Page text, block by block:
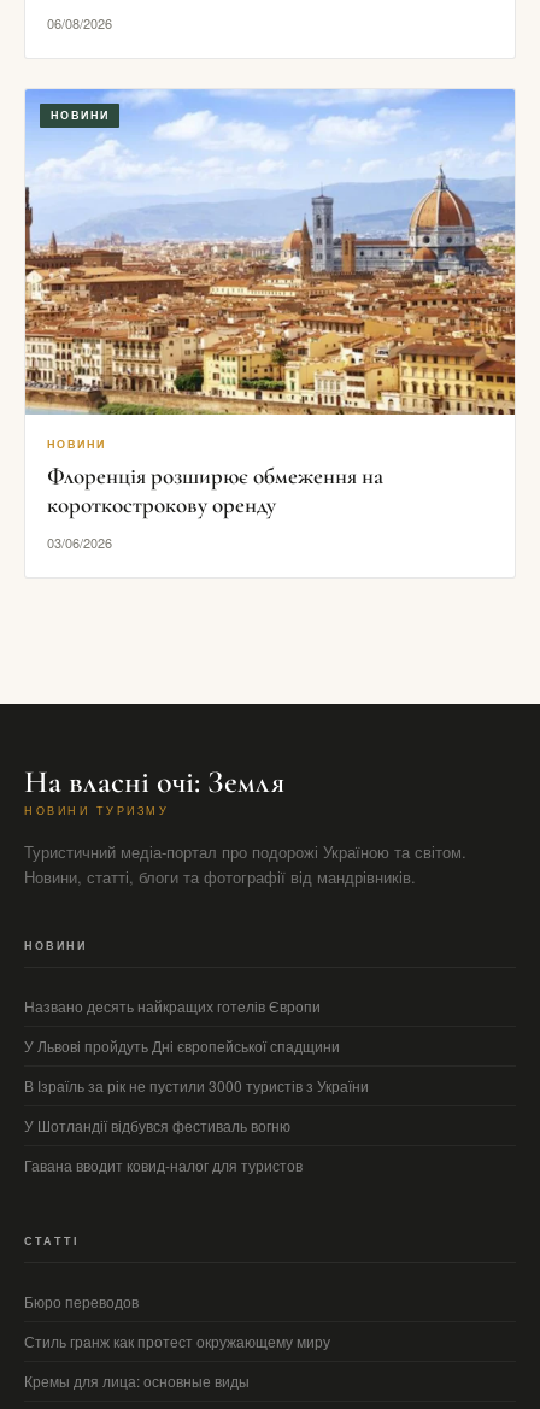
06/08/2026
НОВИНИ
НОВИНИ
Флоренція розширює обмеження на
короткострокову оренду
03/06/2026
На власні очі: Земля
НОВИНИ ТУРИЗМУ
Туристичний медіа-портал про подорожі Україною та світом.
Новини, статті, блоги та фотографії від мандрівників.
НОВИНИ
Названо десять найкращих готелів Європи
У Львові пройдуть Дні європейської спадщини
В Ізраїль за рік не пустили 3000 туристів з України
У Шотландії відбувся фестиваль вогню
Гавана вводит ковид-налог для туристов
СТАТТІ
Бюро переводов
Стиль гранж как протест окружающему миру
Кремы для лица: основные виды